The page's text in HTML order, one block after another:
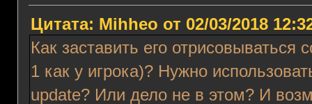
Цитата: Mihheo от 02/03/2018
Как заставить его
1 как у игрока)? Нужно
update? Или дело не в этом? И